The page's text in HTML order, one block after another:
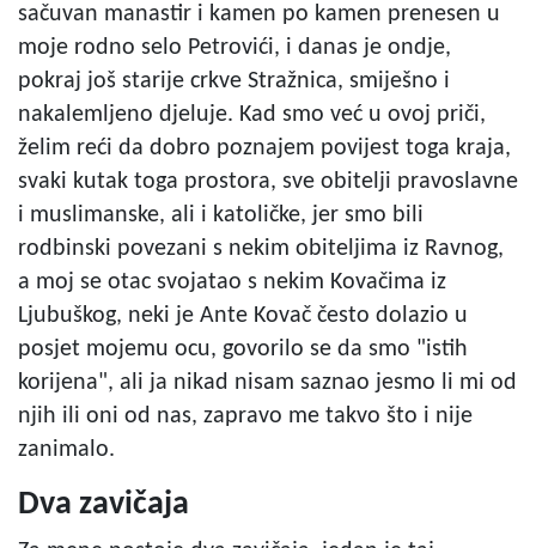
sačuvan manastir i kamen po kamen prenesen u
moje rodno selo Petrovići, i danas je ondje,
pokraj još starije crkve Stražnica, smiješno i
nakalemljeno djeluje. Kad smo već u ovoj priči,
želim reći da dobro poznajem povijest toga kraja,
svaki kutak toga prostora, sve obitelji pravoslavne
i muslimanske, ali i katoličke, jer smo bili
rodbinski povezani s nekim obiteljima iz Ravnog,
a moj se otac svojatao s nekim Kovačima iz
Ljubuškog, neki je Ante Kovač često dolazio u
posjet mojemu ocu, govorilo se da smo "istih
korijena", ali ja nikad nisam saznao jesmo li mi od
njih ili oni od nas, zapravo me takvo što i nije
zanimalo.
Dva zavičaja